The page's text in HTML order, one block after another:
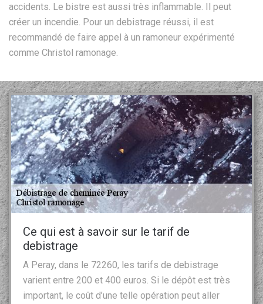
accidents. Le bistre est aussi très inflammable. Il peut
créer un incendie. Pour un debistrage réussi, il est
recommandé de faire appel à un ramoneur expérimenté
comme Christol ramonage.
Ce qui est à savoir sur le tarif de
debistrage
A Peray, dans le 72260, les tarifs de debistrage
varient entre 200 et 400 euros. Si le dépôt est très
important, le coût d’une telle opération peut aller